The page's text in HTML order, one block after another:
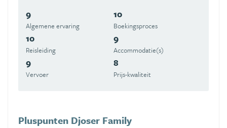
9
Algemene ervaring
10
Boekingsproces
10
Reisleiding
9
Accommodatie(s)
9
Vervoer
8
Prijs-kwaliteit
Pluspunten Djoser Family